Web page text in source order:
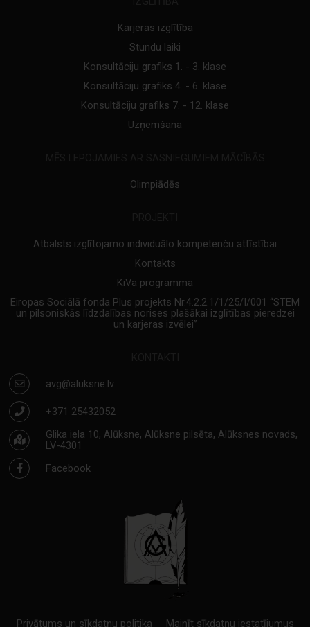
Karjeras izglītība
Stundu laiki
Konsultāciju grafiks 1. - 3. klase
Konsultāciju grafiks 4. - 6. klase
Konsultāciju grafiks 7. - 12. klase
Uzņemšana
Olimpiādēs
Atbalsts izglītojamo individuālo kompetenču attīstībai
Kontakts
KiVa programma
Eiropas Sociālā fonda Plus projekts Nr.4.2.2.1/1/25/I/001 “STEM
un pilsoniskās līdzdalības norises plašākai izglītības pieredzei
un karjeras izvēlei”
avg@aluksne.lv
+371 25432052
Glika iela 10, Alūksne, Alūksne pilsēta, Alūksnes novads,
LV-4301
Facebook
Privātums un sīkdatņu politika Mainīt sīkdatņu iestatījumus